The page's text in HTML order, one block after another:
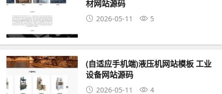
材网站源码
2026-05-11 5
(自适应手机端)液压机网站模板 工业
设备网站源码
2026-05-11 4